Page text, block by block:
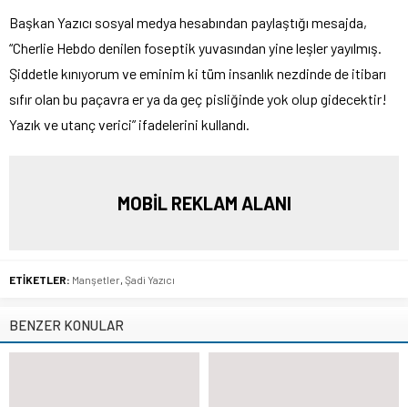
Başkan Yazıcı sosyal medya hesabından paylaştığı mesajda,
“Cherlie Hebdo denilen foseptik yuvasından yine leşler yayılmış.
Şiddetle kınıyorum ve eminim ki tüm insanlık nezdinde de itibarı
sıfır olan bu paçavra er ya da geç pisliğinde yok olup gidecektir!
Yazık ve utanç verici” ifadelerini kullandı.
MOBİL REKLAM ALANI
ETİKETLER: Manşetler Şadi Yazıcı
BENZER KONULAR